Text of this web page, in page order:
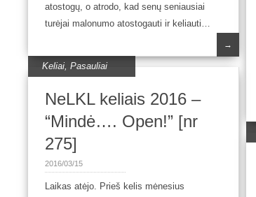
atostogų, o atrodo, kad senų seniausiai
turėjai malonumo atostogauti ir keliauti…
→
Keliai,Pasauliai
NeLKL keliais 2016 –
“Mindė…. Open!” [nr
275]
2016/03/15
Laikas atėjo. Prieš kelis mėnesius